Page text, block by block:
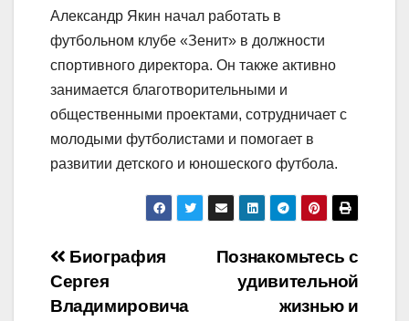
Александр Якин начал работать в
футбольном клубе «Зенит» в должности
спортивного директора. Он также активно
занимается благотворительными и
общественными проектами, сотрудничает с
молодыми футболистами и помогает в
развитии детского и юношеского футбола.
Навигация
по
Познакомьтесь с
удивительной
жизнью и
Биография
Сергея
Владимировича